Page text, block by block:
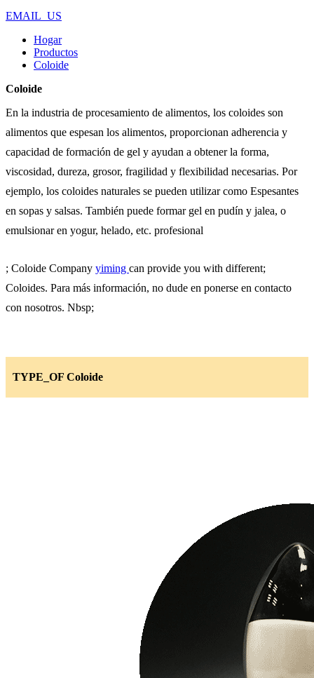
EMAIL_US
Hogar
Productos
Coloide
Coloide
En la industria de procesamiento de alimentos, los coloides son
alimentos que espesan los alimentos, proporcionan adherencia y
capacidad de formación de gel y ayudan a obtener la forma,
viscosidad, dureza, grosor, fragilidad y flexibilidad necesarias. Por
ejemplo, los coloides naturales se pueden utilizar como Espesantes
en sopas y salsas. También puede formar gel en pudín y jalea, o
emulsionar en yogur, helado, etc. profesional
; Coloide Company yiming can provide you with different;
Coloides. Para más información, no dude en ponerse en contacto
con nosotros. Nbsp;
TYPE_OF Coloide